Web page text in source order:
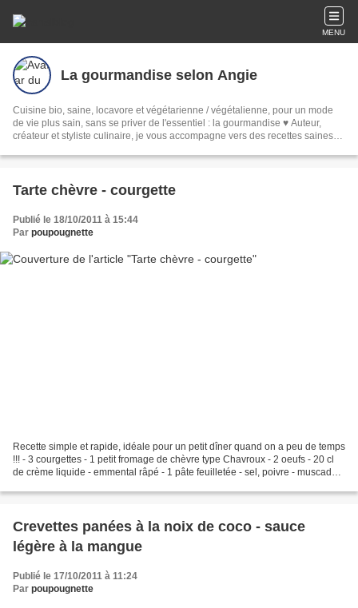
MENU
La gourmandise selon Angie
Cuisine bio, saine, locavore et végétarienne / végétalienne, pour un mode
de vie plus sain, sans se priver de l'essentiel : la gourmandise ♥ Auteur,
créateur et styliste culinaire, je vous accompagne vers des recettes saines
Tarte chèvre - courgette
Publié le 18/10/2011 à 15:44
Par poupougnette
Recette simple et rapide, idéale pour un petit dîner quand on a peu de temps
!!! - 3 courgettes - 1 petit fromage de chèvre type Chavroux - 2 oeufs - 20 cl
de crème liquide - emmental râpé - 1 pâte feuilletée - sel, poivre - muscade
Crevettes panées à la noix de coco - sauce
légère à la mangue
Publié le 17/10/2011 à 11:24
Par poupougnette